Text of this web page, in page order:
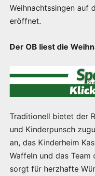
Weihnachtssingen auf
eröffnet.
Der OB liest die
Traditionell bietet der
und Kinderpunsch
an, das Kinderheim
Waffeln und das Team
sorgt für herzhafte